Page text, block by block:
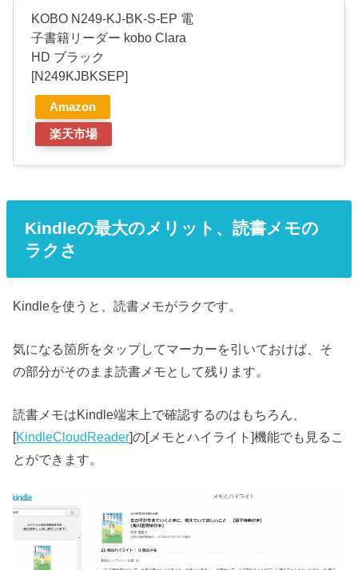
KOBO N249-KJ-BK-S-EP 電
子書籍リーダー kobo Clara
HD ブラック
[N249KJBKSEP]
Amazon
楽天市場
Kindleの最大のメリット、読書メモの
ラクさ
Kindleを使うと、読書メモがラクです。
気になる箇所をタップしてマーカーを引いておけば、そ
の部分がそのまま読書メモとして残ります。
読書メモはKindle端末上で確認するのはもちろん、
[KindleCloudReader]の[メモとハイライト]機能でも見るこ
とができます。